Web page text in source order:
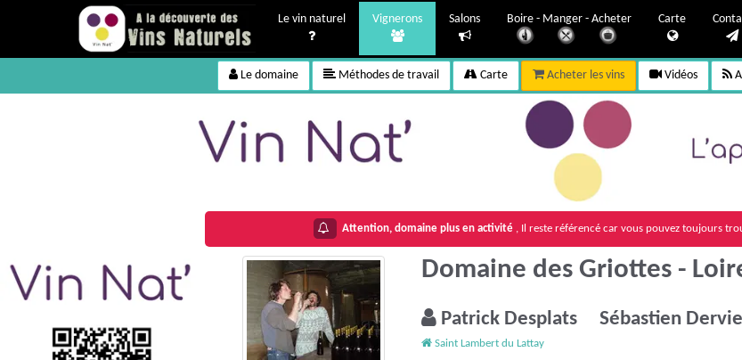
Le vin naturel Vignerons Salons Boire - Manger - Acheter Carte
Le domaine Méthodes de travail Carte Acheter les vins Vidéos
Attention, domaine plus en activité , Il reste référencé car vous pouvez toujours
Domaine des Griottes -
Patrick Desplats Sébastien
Saint Lambert du Lattay